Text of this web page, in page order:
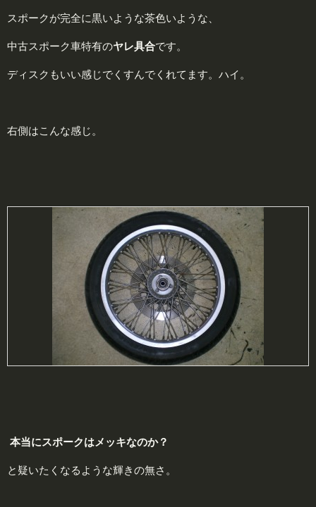
スポークが完全に黒いような茶色いような、
中古スポーク車特有のヤレ具合です。
ディスクもいい感じでくすんでくれてます。ハイ。
右側はこんな感じ。
本当にスポークはメッキなのか？
と疑いたくなるような輝きの無さ。